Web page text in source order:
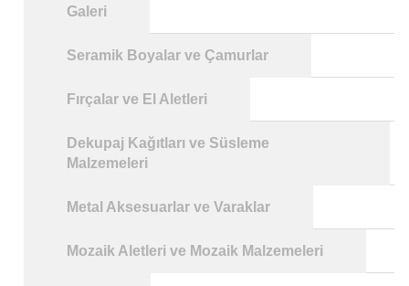
Galeri
Seramik Boyalar ve Çamurlar
Fırçalar ve El Aletleri
Dekupaj Kağıtları ve Süsleme
Malzemeleri
Metal Aksesuarlar ve Varaklar
Mozaik Aletleri ve Mozaik Malzemeleri